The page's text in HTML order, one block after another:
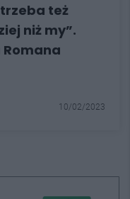
też
niż my”.
10/02/2023